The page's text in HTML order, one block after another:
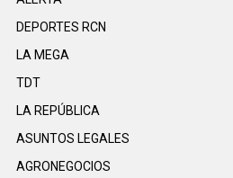
DEPORTES RCN
LA MEGA
TDT
LA REPÚBLICA
ASUNTOS LEGALES
AGRONEGOCIOS